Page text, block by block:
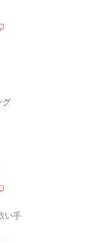
グ
い手